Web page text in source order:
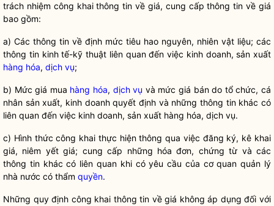
trách nhiệm công khai thông tin về giá, cung cấp thông tin về giá
bao gồm:
a) Các thông tin về định mức tiêu hao nguyên, nhiên vật liệu; các
thông tin kinh tế-kỹ thuật liên quan đến việc kinh doanh, sản xuất
hàng hóa, dịch vụ;
b) Mức giá mua hàng hóa, dịch vụ và mức giá bán do tổ chức, cá
nhân sản xuất, kinh doanh quyết định và những thông tin khác có
liên quan đến việc kinh doanh, sản xuất hàng hóa, dịch vụ.
c) Hình thức công khai thực hiện thông qua việc đăng ký, kê khai
giá, niêm yết giá; cung cấp những hóa đơn, chứng từ và các
thông tin khác có liên quan khi có yêu cầu của cơ quan quản lý
nhà nước có thẩm quyền.
Những quy định công khai thông tin về giá không áp dụng đối với